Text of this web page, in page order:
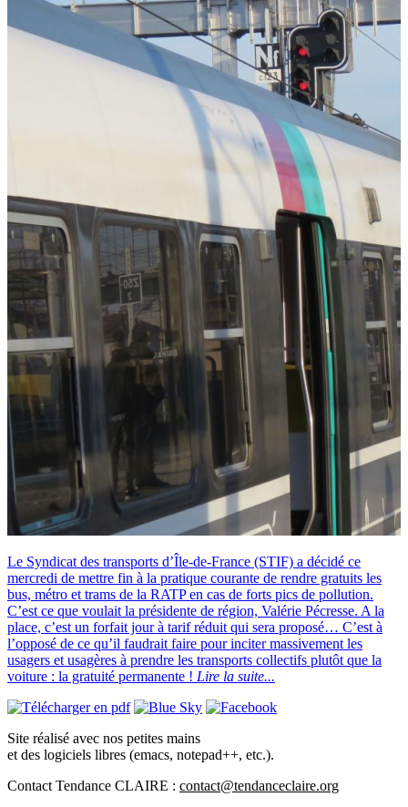
Le Syndicat des transports d’Île-de-France (STIF) a décidé ce
mercredi de mettre fin à la pratique courante de rendre gratuits les
bus, métro et trams de la RATP en cas de forts pics de pollution.
C’est ce que voulait la présidente de région, Valérie Pécresse. A la
place, c’est un forfait jour à tarif réduit qui sera proposé… C’est à
l’opposé de ce qu’il faudrait faire pour inciter massivement les
usagers et usagères à prendre les transports collectifs plutôt que la
voiture : la gratuité permanente ! Lire la suite...
Site réalisé avec nos petites mains
et des logiciels libres (emacs, notepad++, etc.).
Contact Tendance CLAIRE : contact@tendanceclaire.org